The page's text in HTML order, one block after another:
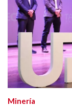
Minería